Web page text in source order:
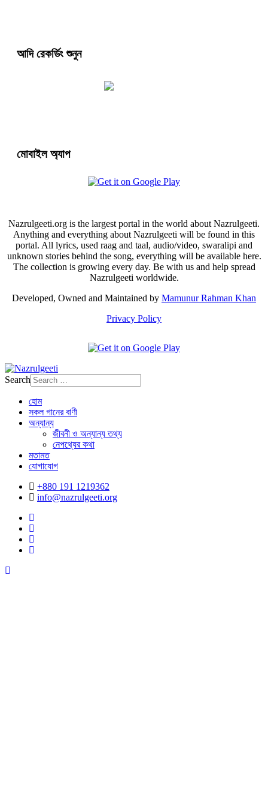
আদি রেকর্ডিং শুনুন
মোবাইল অ্যাপ
Nazrulgeeti.org is the largest portal in the world about Nazrulgeeti.
Anything and everything about Nazrulgeeti will be found in this
portal. All lyrics, used raag and taal, audio/video, swaralipi and
unknown stories behind the song, everything will be available here.
The collection is growing every day. Be with us and help spread
Nazrulgeeti worldwide.
Developed, Owned and Maintained by Mamunur Rahman Khan
Privacy Policy
Search
হোম
সকল গানের বাণী
অন্যান্য
জীবনী ও অন্যান্য তথ্য
নেপথ্যের কথা
মতামত
যোগাযোগ
+880 191 1219362
info@nazrulgeeti.org